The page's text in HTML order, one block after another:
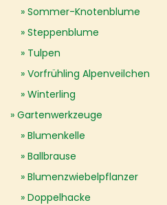
Sommer-Knotenblume
Steppenblume
Tulpen
Vorfrühling Alpenveilchen
Winterling
Gartenwerkzeuge
Blumenkelle
Ballbrause
Blumenzwiebelpflanzer
Doppelhacke